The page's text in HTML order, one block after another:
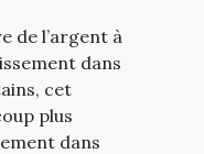
de l’argent à
dans
cet
plus
dans